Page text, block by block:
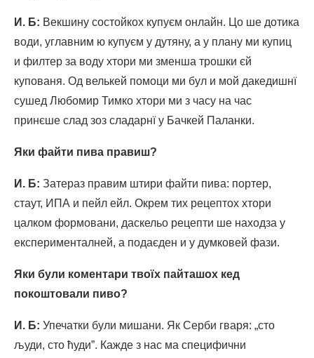
И. Б: Векшину состойкох купуєм онлайн. Цо ше дотика
води, углавним ю купуєм у дутяну, а у плану ми купиц
и филтер за воду хтори ми зменша трошки єй
купованя. Од велькей помоци ми бул и мой дакедишнї
сушед Любомир Тимко хтори ми з часу на час
принєше слад зоз сладарнї у Бачкей Паланки.
Яки файти пива правиш?
И. Б: Затераз правим штири файти пива: портер,
стаут, ИПА и пейл ейл. Окрем тих рецептох хтори
цалком формовани, даскельо рецепти ше находза у
експерименталней, а подаєден и у думковей фази.
Яки були коментари твоїх пайташох кед
покоштовали пиво?
И. Б: Упечатки були мишани. Як Серби гваря: „сто
људи, сто ћуди”. Кажде з нас ма специфични